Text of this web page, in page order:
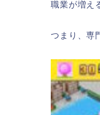
職業が増え
つまり、専